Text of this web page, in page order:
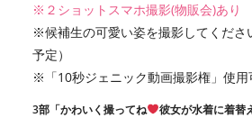
※２ショットスマホ撮影(物販会)あり
※候補生の可愛い姿を撮影してくださ
予定）
※「10秒ジェニック動画撮影権」使用
3部「かわいく撮ってね 彼女が水着に着替